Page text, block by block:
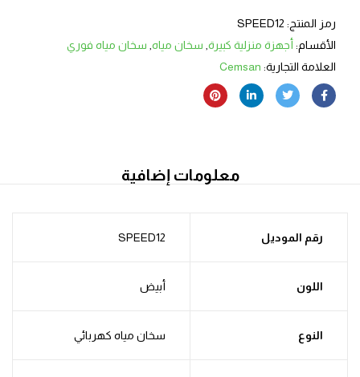
رمز المنتج: SPEED12
الأقسام: أجهزة منزلية كبيرة سخان مياه سخان مياه فوري
العلامة التجارية: Cemsan
معلومات إضافية
رقم الموديل SPEED12
اللون أبيض
النوع سخان مياه كهربائي